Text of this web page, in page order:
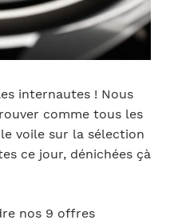
internautes ! Nous
comme tous les
voile sur la sélection
ce jour, dénichées çà
nos 9 offres